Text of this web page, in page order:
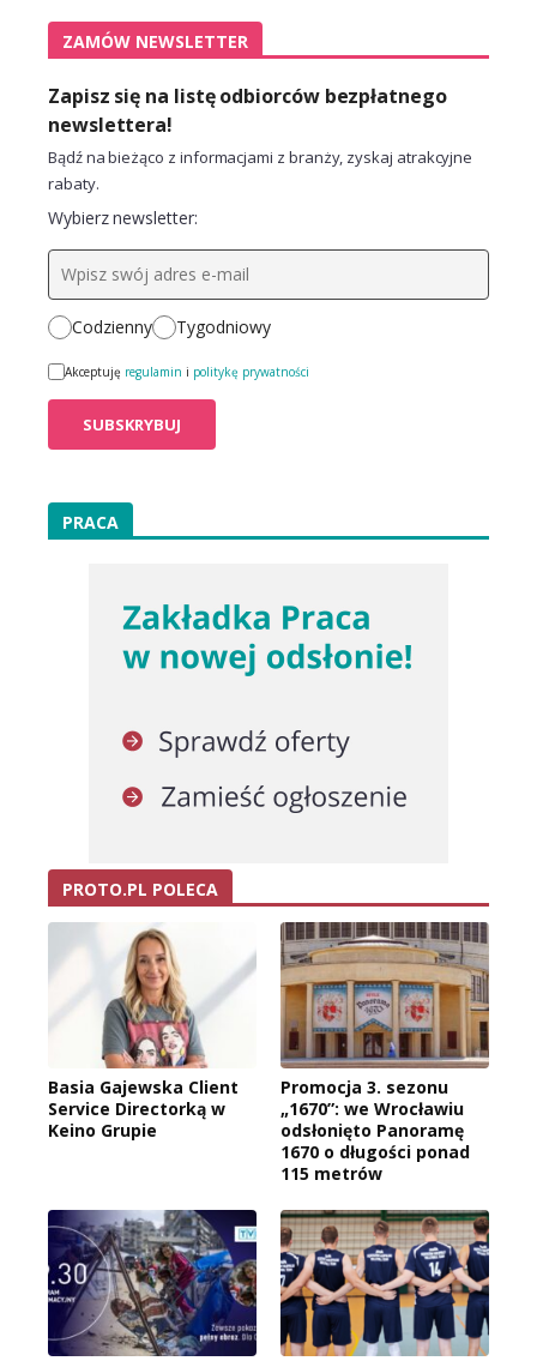
ZAMÓW NEWSLETTER
Zapisz się na listę odbiorców bezpłatnego
newslettera!
Bądź na bieżąco z informacjami z branży, zyskaj atrakcyjne
rabaty.
Wybierz newsletter:
Codzienny Tygodniowy
Akceptuję regulamin i politykę prywatności
PRACA
PROTO.PL POLECA
Basia Gajewska Client
Service Directorką w
Keino Grupie
Promocja 3. sezonu
„1670”: we Wrocławiu
odsłonięto Panoramę
1670 o długości ponad
115 metrów